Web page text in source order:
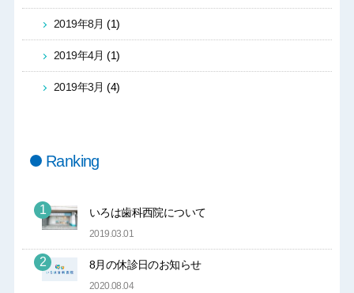
2019年8月 (1)
2019年4月 (1)
2019年3月 (4)
Ranking
いろは歯科西院について
2019.03.01
8月の休診日のお知らせ
2020.08.04